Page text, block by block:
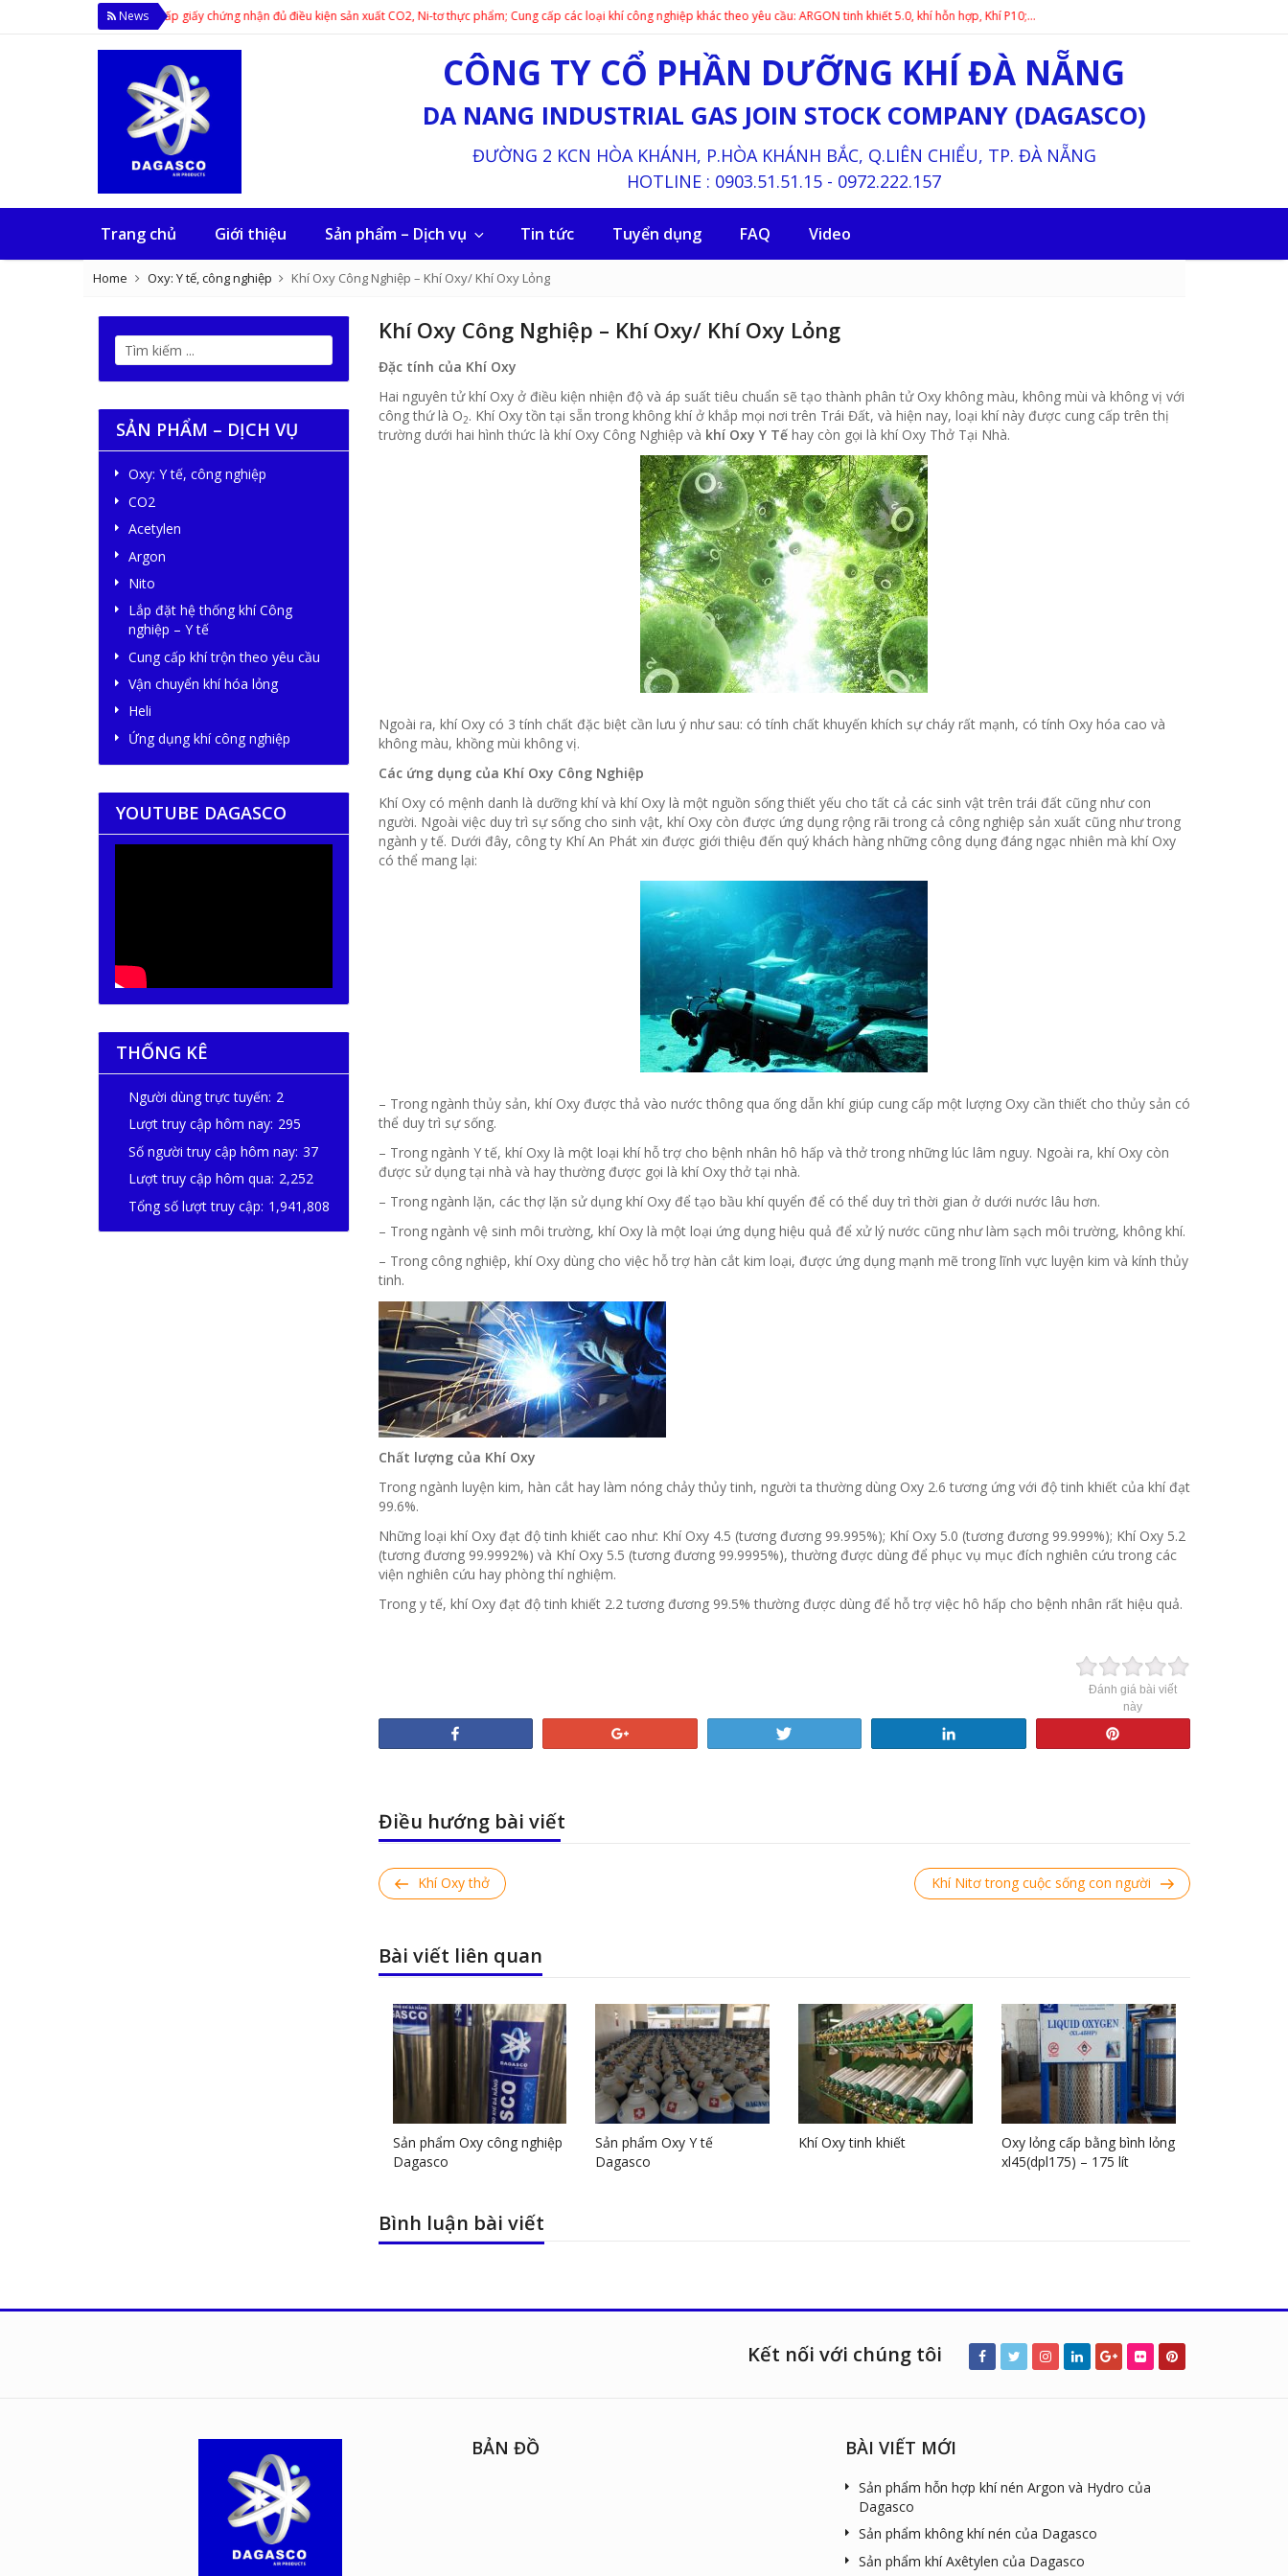
News
toàn Thực phẩm cấp giấy chứng nhận đủ điều kiện sản xuất CO2, Ni-tơ thực phẩm; Cung cấp các loại khí công nghiệp khác theo yêu cầu: ARGON tinh khiết 5.0, khí hỗn hợp, Khí P10;…
CÔNG TY CỔ PHẦN DƯỠNG KHÍ ĐÀ NẴNG
DA NANG INDUSTRIAL GAS JOIN STOCK COMPANY (DAGASCO)
ĐƯỜNG 2 KCN HÒA KHÁNH, P.HÒA KHÁNH BẮC, Q.LIÊN CHIỂU, TP. ĐÀ NẴNG
HOTLINE : 0903.51.51.15 - 0972.222.157
Trang chủ Giới thiệu Sản phẩm – Dịch vụ Tin tức Tuyển dụng FAQ Video
Home Oxy: Y tế, công nghiệp Khí Oxy Công Nghiệp – Khí Oxy/ Khí Oxy Lỏng
Khí Oxy Công Nghiệp – Khí Oxy/ Khí Oxy Lỏng
Đặc tính của Khí Oxy
Hai nguyên tử khí Oxy ở điều kiện nhiện độ và áp suất tiêu chuẩn sẽ tạo thành phân tử Oxy không màu, không mùi và không vị với
công thứ là O2. Khí Oxy tồn tại sẵn trong không khí ở khắp mọi nơi trên Trái Đất, và hiện nay, loại khí này được cung cấp trên thị
trường dưới hai hình thức là khí Oxy Công Nghiệp và khí Oxy Y Tếhay còn gọi là khí Oxy Thở Tại Nhà.
Ngoài ra, khí Oxy có 3 tính chất đặc biệt cần lưu ý như sau: có tính chất khuyến khích sự cháy rất mạnh, có tính Oxy hóa cao và
không màu, khồng mùi không vị.
Các ứng dụng của Khí Oxy Công Nghiệp
Khí Oxy có mệnh danh là dưỡng khí và khí Oxy là một nguồn sống thiết yếu cho tất cả các sinh vật trên trái đất cũng như con
người. Ngoài việc duy trì sự sống cho sinh vật, khí Oxy còn được ứng dụng rộng rãi trong cả công nghiệp sản xuất cũng như trong
ngành y tế. Dưới đây, công ty Khí An Phát xin được giới thiệu đến quý khách hàng những công dụng đáng ngạc nhiên mà khí Oxy
có thể mang lại:
– Trong ngành thủy sản, khí Oxy được thả vào nước thông qua ống dẫn khí giúp cung cấp một lượng Oxy cần thiết cho thủy sản có
thể duy trì sự sống.
– Trong ngành Y tế, khí Oxy là một loại khí hỗ trợ cho bệnh nhân hô hấp và thở trong những lúc lâm nguy. Ngoài ra, khí Oxy còn
được sử dụng tại nhà và hay thường được gọi là khí Oxy thở tại nhà.
– Trong ngành lặn, các thợ lặn sử dụng khí Oxy để tạo bầu khí quyển để có thể duy trì thời gian ở dưới nước lâu hơn.
– Trong ngành vệ sinh môi trường, khí Oxy là một loại ứng dụng hiệu quả để xử lý nước cũng như làm sạch môi trường, không khí.
– Trong công nghiệp, khí Oxy dùng cho việc hỗ trợ hàn cắt kim loại, được ứng dụng mạnh mẽ trong lĩnh vực luyện kim và kính thủy
tinh.
Chất lượng của Khí Oxy
Trong ngành luyện kim, hàn cắt hay làm nóng chảy thủy tinh, người ta thường dùng Oxy 2.6 tương ứng với độ tinh khiết của khí đạt
99.6%.
Những loại khí Oxy đạt độ tinh khiết cao như: Khí Oxy 4.5 (tương đương 99.995%); Khí Oxy 5.0 (tương đương 99.999%); Khí Oxy 5.2
(tương đương 99.9992%) và Khí Oxy 5.5 (tương đương 99.9995%), thường được dùng để phục vụ mục đích nghiên cứu trong các
viện nghiên cứu hay phòng thí nghiệm.
Trong y tế, khí Oxy đạt độ tinh khiết 2.2 tương đương 99.5% thường được dùng để hỗ trợ việc hô hấp cho bệnh nhân rất hiệu quả.
Đánh giá bài viết
này
Điều hướng bài viết
Previous
Post
Khí Oxy thở
Next
Post
Khí Nitơ trong cuộc sống con người
Bài viết liên quan
Sản phẩm Oxy công nghiệp
Dagasco
Sản phẩm Oxy Y tế
Dagasco
Khí Oxy tinh khiết
Oxy lỏng cấp bằng bình lỏng
xl45(dpl175) – 175 lít
Bình luận bài viết
SẢN PHẨM – DỊCH VỤ
Oxy: Y tế, công nghiệp
CO2
Acetylen
Argon
Nito
Lắp đặt hệ thống khí Công
nghiệp – Y tế
Cung cấp khí trộn theo yêu cầu
Vận chuyển khí hóa lỏng
Heli
Ứng dụng khí công nghiệp
YOUTUBE DAGASCO
THỐNG KÊ
Người dùng trực tuyến: 2
Lượt truy cập hôm nay: 295
Số người truy cập hôm nay: 37
Lượt truy cập hôm qua: 2,252
Tổng số lượt truy cập: 1,941,808
Kết nối với chúng tôi
BẢN ĐỒ BÀI VIẾT MỚI
Sản phẩm hỗn hợp khí nén Argon và Hydro của
Dagasco
Sản phẩm không khí nén của Dagasco
Sản phẩm khí Axêtylen của Dagasco